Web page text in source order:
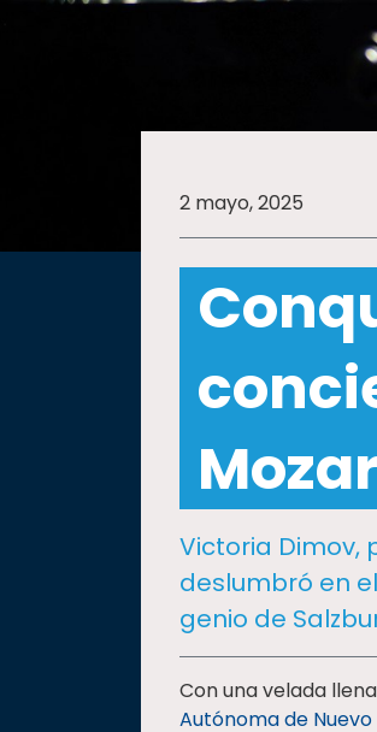
educativa
Internacionalización
2 mayo, 2025
Victoria Dimov,
deslumbró en
genio de
Con una velada
Autónoma de Nuevo